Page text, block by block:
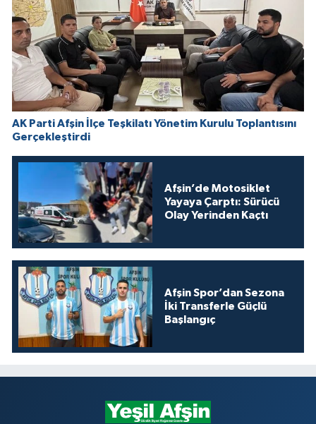
AK Parti Afşin İlçe Teşkilatı Yönetim Kurulu Toplantısını
Gerçekleştirdi
Afşin’de Motosiklet
Yayaya Çarptı: Sürücü
Olay Yerinden Kaçtı
Afşin Spor’dan Sezona
İki Transferle Güçlü
Başlangıç